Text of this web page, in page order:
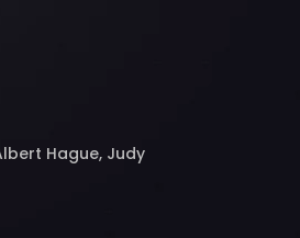
Hague, Judy